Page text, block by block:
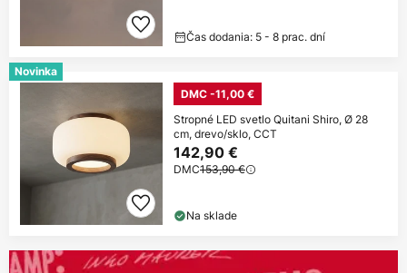
Čas dodania: 5 - 8 prac. dní
Novinka
DMC -11,00 €
Stropné LED svetlo Quitani Shiro, Ø 28
cm, drevo/sklo, CCT
142,90 €
DMC153,90 €
Na sklade